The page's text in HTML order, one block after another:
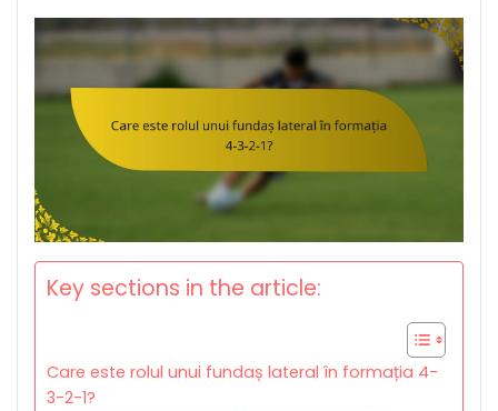
Key sections in the article:
Care este rolul unui fundaș lateral în formația 4-
3-2-1?